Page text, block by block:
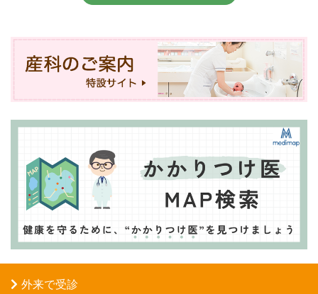
外来で受診